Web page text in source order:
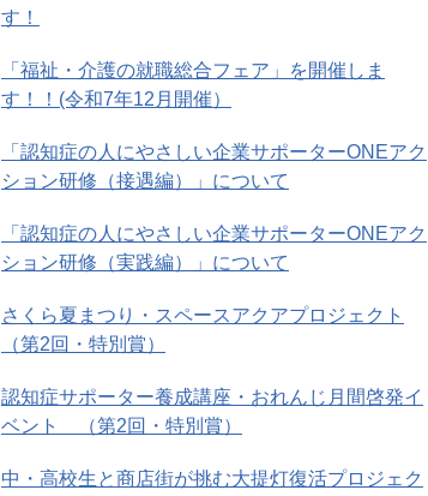
す！
「福祉・介護の就職総合フェア」を開催しま
す！！(令和7年12月開催）
「認知症の人にやさしい企業サポーターONEアク
ション研修（接遇編）」について
「認知症の人にやさしい企業サポーターONEアク
ション研修（実践編）」について
さくら夏まつり・スペースアクアプロジェクト
（第2回・特別賞）
認知症サポーター養成講座・おれんじ月間啓発イ
ベント （第2回・特別賞）
中・高校生と商店街が挑む大提灯復活プロジェク